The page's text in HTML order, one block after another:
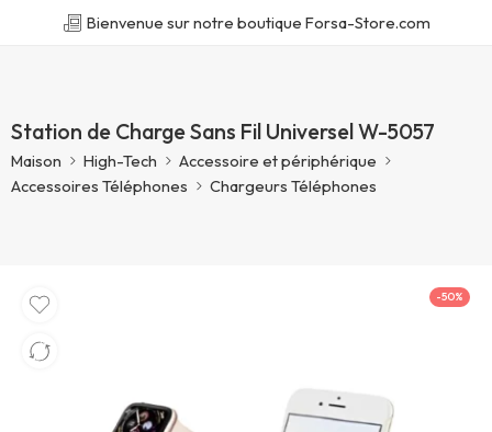
Bienvenue sur notre boutique Forsa-Store.com
Station de Charge Sans Fil Universel W-5057
Maison High-Tech
Accessoire et périphérique
Accessoires Téléphones
Chargeurs Téléphones
-50%